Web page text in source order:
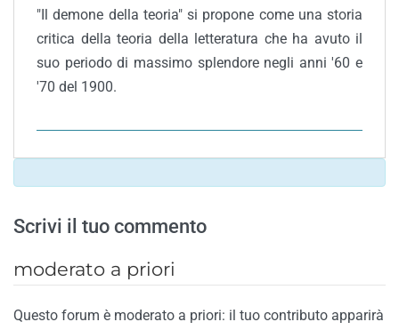
"Il demone della teoria" si propone come una storia
critica della teoria della letteratura che ha avuto il
suo periodo di massimo splendore negli anni '60 e
'70 del 1900.
Scrivi il tuo commento
moderato a priori
Questo forum è moderato a priori: il tuo contributo apparirà